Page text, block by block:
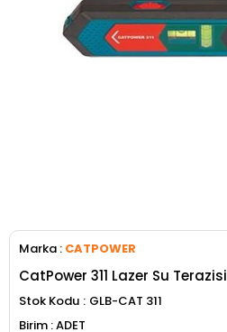
Marka : CATPOWER
CatPower 311 Lazer Su Terazisi
Stok Kodu
GLB-CAT 311
ADET